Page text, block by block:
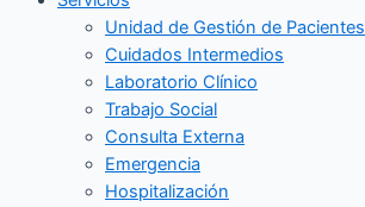
Unidad de Gestión de Pacientes
Cuidados Intermedios
Laboratorio Clínico
Trabajo Social
Consulta Externa
Emergencia
Hospitalización